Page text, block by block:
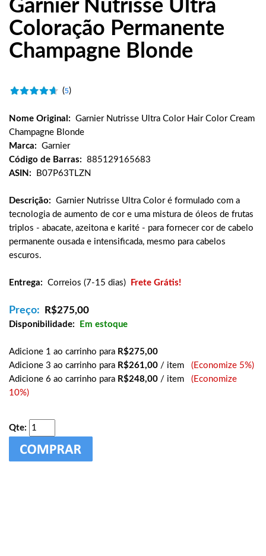
Garnier Nutrisse Ultra
Coloração Permanente
Champagne Blonde
(5)
Nome Original: Garnier Nutrisse Ultra Color Hair Color Cream
Champagne Blonde
Marca: Garnier
Código de Barras: 885129165683
ASIN:
B07P63TLZN
Descrição: Garnier Nutrisse Ultra Color é formulado com a
tecnologia de aumento de cor e uma mistura de óleos de frutas
triplos - abacate, azeitona e karité - para fornecer cor de cabelo
permanente ousada e intensificada, mesmo para cabelos
escuros.
Entrega: Correios (7-15 dias) Frete Grátis!
Preço: R$275,00
Disponibilidade: Em estoque
Adicione 1 ao carrinho para R$275,00
Adicione 3 ao carrinho para R$261,00 / item (Economize 5%)
Adicione 6 ao carrinho para R$248,00 / item (Economize
10%)
Qte: